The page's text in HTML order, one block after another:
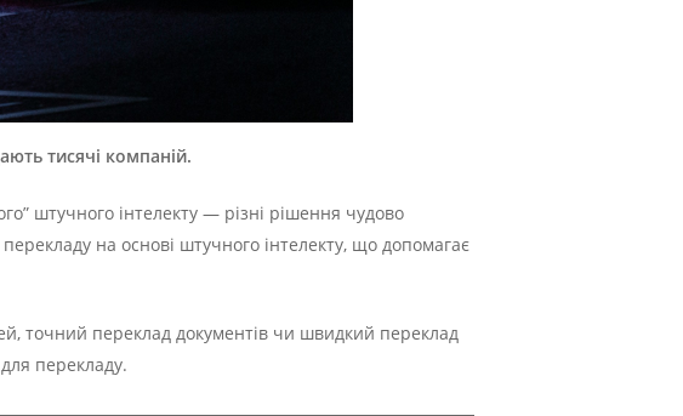
тисячі компаній.
штучного інтелекту — різні рішення чудово
на основі штучного інтелекту, що допомагає
точний переклад документів чи швидкий переклад
перекладу.